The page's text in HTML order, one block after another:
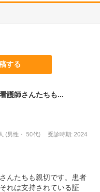
する
護師さんたちも...
(男性・ 50代)
受診時期: 2024
んたちも親切です。患者
れは支持されている証